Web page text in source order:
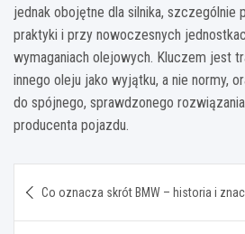
jednak obojętne dla silnika, szczególnie
praktyki i przy nowoczesnych
wymaganiach olejowych. Kluczem jest
innego oleju jako wyjątku, a nie normy,
do spójnego, sprawdzonego
producenta pojazdu.
wpisu
Co oznacza skrót BMW – historia i